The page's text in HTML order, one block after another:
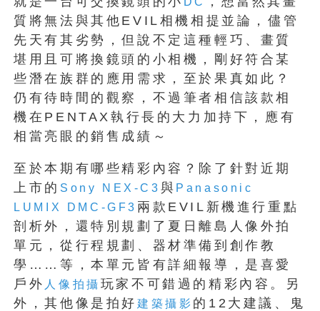
質將無法與其他EVIL相機相提並論，儘管
先天有其劣勢，但說不定這種輕巧、畫質
堪用且可將換鏡頭的小相機，剛好符合某
些潛在族群的應用需求，至於果真如此？
仍有待時間的觀察，不過筆者相信該款相
機在PENTAX執行長的大力加持下，應有
相當亮眼的銷售成績～
至於本期有哪些精彩內容？除了針對近期
上市的 Sony NEX-C3 與 Panasonic
LUMIX DMC-GF3 兩款EVIL新機進行重點
剖析外，還特別規劃了夏日離島人像外拍
單元，從行程規劃、器材準備到創作教
學……等，本單元皆有詳細報導，是喜愛
戶外 人像拍攝 玩家不可錯過的精彩內容。另
外，其他像是拍好 建築攝影 的12大建議、鬼